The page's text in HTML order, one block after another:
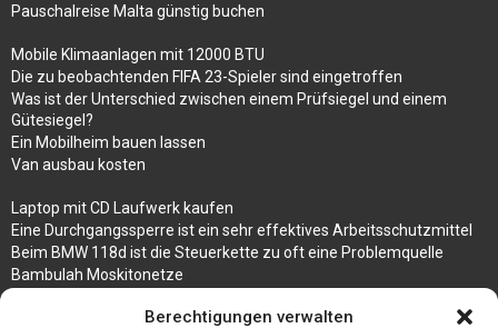
Berechtigungen verwalten
Pauschalreise Malta günstig buchen
Mobile Klimaanlagen mit 12000 BTU
Die zu beobachtenden FIFA 23-Spieler sind eingetroffen
Was ist der Unterschied zwischen einem Prüfsiegel und einem
Gütesiegel?
Ein Mobilheim bauen lassen
Van ausbau kosten
Laptop mit CD Laufwerk kaufen
Eine Durchgangssperre ist ein sehr effektives Arbeitsschutzmittel
Beim BMW 118d ist die Steuerkette zu oft eine Problemquelle
Bambulah Moskitonetze